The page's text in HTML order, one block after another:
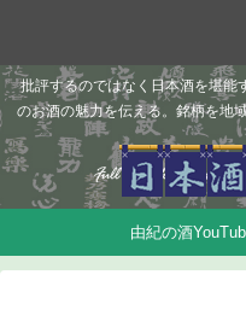
批評するのではなく日本酒を堪能
のお酒の魅力を伝える。銘柄を地
由紀の酒